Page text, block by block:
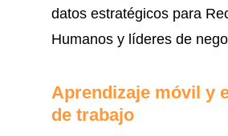
datos estratégicos para
Humanos y líderes de
Aprendizaje móvil y
de trabajo